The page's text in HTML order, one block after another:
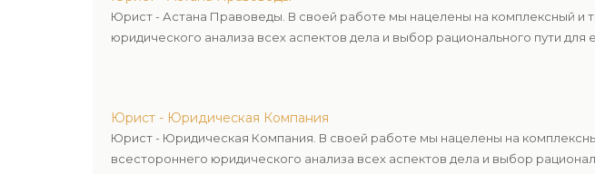
Юрист - Астана Правоведы. В своей работе мы нацелены на комплексный
юридического анализа всех аспектов дела и выбор рационального пути для
Юрист - Юридическая Компания
Юрист - Юридическая Компания. В своей работе мы нацелены на
всестороннего юридического анализа всех аспектов дела и выбор